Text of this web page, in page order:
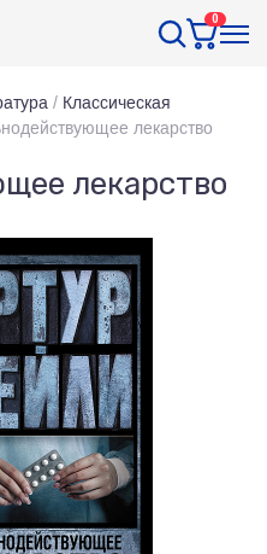
0
/ Классическая
лекарство
лекарство